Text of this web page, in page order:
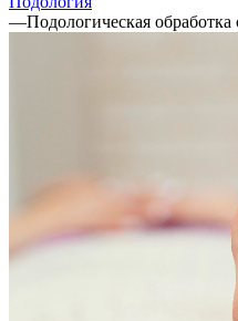
—Подологическая